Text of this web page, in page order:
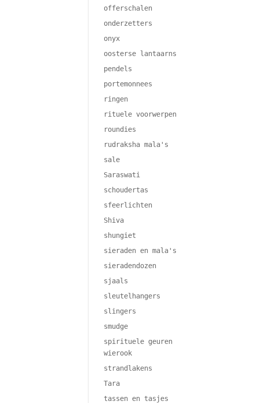
offerschalen
onderzetters
onyx
oosterse lantaarns
pendels
portemonnees
ringen
rituele voorwerpen
roundies
rudraksha mala's
sale
Saraswati
schoudertas
sfeerlichten
Shiva
shungiet
sieraden en mala's
sieradendozen
sjaals
sleutelhangers
slingers
smudge
spirituele geuren
wierook
strandlakens
Tara
tassen en tasjes